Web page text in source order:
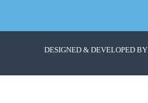
DESIGNED & DEVELOPED BY